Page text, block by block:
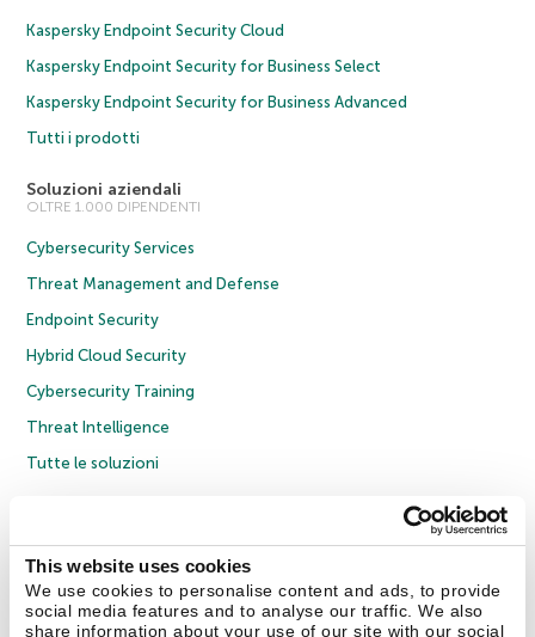
This website uses cookies
We use cookies to personalise content and ads, to provide
social media features and to analyse our traffic. We also
share information about your use of our site with our social
Kaspersky Endpoint Security Cloud
Kaspersky Endpoint Security for Business Select
Kaspersky Endpoint Security for Business Advanced
Tutti i prodotti
Soluzioni aziendali
OLTRE 1.000 DIPENDENTI
Cybersecurity Services
Threat Management and Defense
Endpoint Security
Hybrid Cloud Security
Cybersecurity Training
Threat Intelligence
Tutte le soluzioni
Informativa sulla privacy
Policy anticorruzione
Contratto di licenza B2C
Cookies